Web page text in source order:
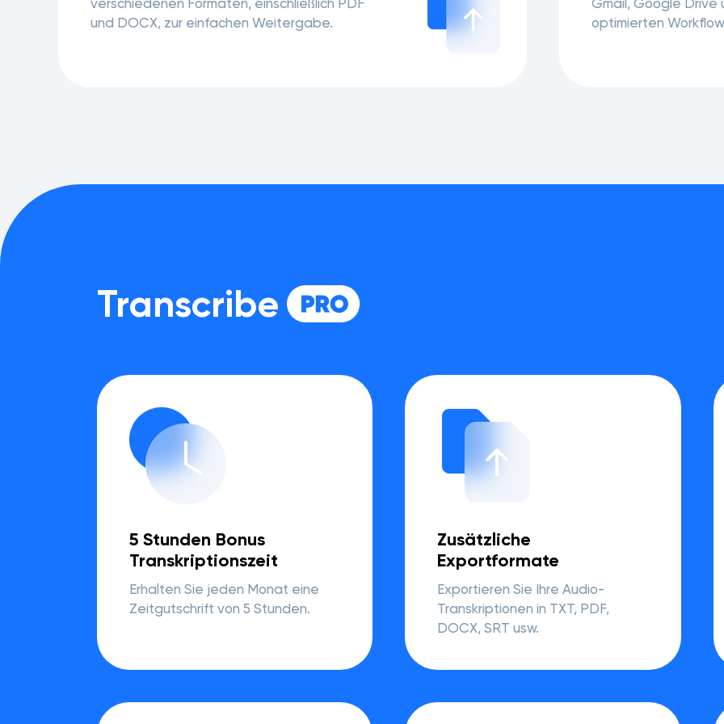
verschiedenen Formaten, einschließlich PDF
und DOCX, zur einfachen Weitergabe.
Gmail, Google Drive
optimierten
Transcribe
5 Stunden Bonus
Transkriptionszeit
Erhalten Sie jeden Monat eine
Zeitgutschrift von 5 Stunden.
Zusätzliche
Exportformate
Exportieren Sie Ihre Audio-
Transkriptionen in TXT, PDF,
DOCX, SRT usw.